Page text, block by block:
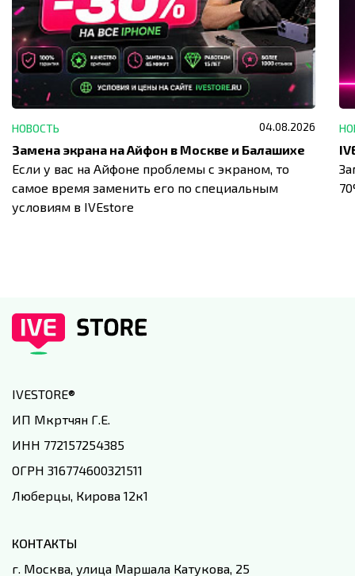
НОВОСТЬ 04.08.2026
Замена экрана на Айфон в Москве и Балашихе
Если у вас на Айфоне проблемы с экраном, то
самое время заменить его по специальным
условиям в IVEstore
IVESTORE®
ИП Мкртчян Г.Е.
ИНН 772157254385
ОГРН 316774600321511
Люберцы, Кирова 12к1
КОНТАКТЫ
г. Москва, улица Маршала Катукова, 25